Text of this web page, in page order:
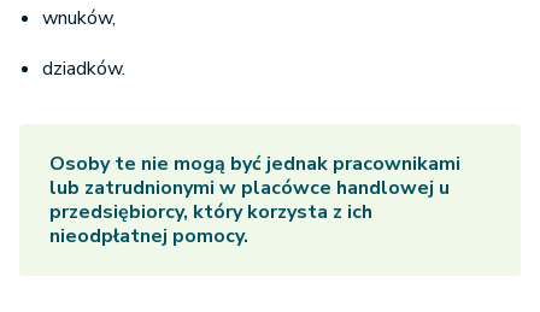
wnuków,
dziadków.
Osoby te nie mogą być jednak pracownikami
lub zatrudnionymi w placówce handlowej u
przedsiębiorcy, który korzysta z ich
nieodpłatnej pomocy.